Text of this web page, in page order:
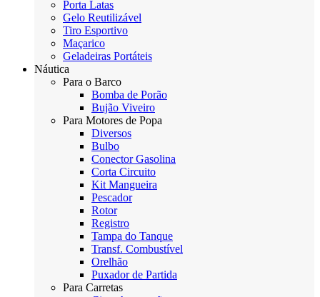
Porta Latas
Gelo Reutilizável
Tiro Esportivo
Maçarico
Geladeiras Portáteis
Náutica
Para o Barco
Bomba de Porão
Bujão Viveiro
Para Motores de Popa
Diversos
Bulbo
Conector Gasolina
Corta Circuito
Kit Mangueira
Pescador
Rotor
Registro
Tampa do Tanque
Transf. Combustível
Orelhão
Puxador de Partida
Para Carretas